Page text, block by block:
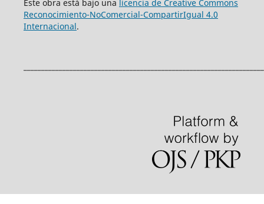
Este obra está bajo una licencia de Creative Commons
Reconocimiento-NoComercial-CompartirIgual 4.0
Internacional.